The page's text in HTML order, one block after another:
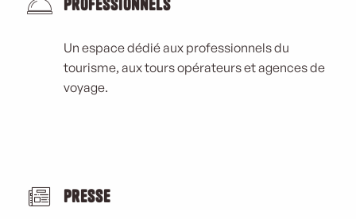
Un espace dédié aux professionnels du
tourisme, aux tours opérateurs et agences de
voyage.
Presse